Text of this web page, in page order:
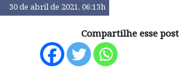
30 de abril de 2021, 06:13h
Compartilhe esse post